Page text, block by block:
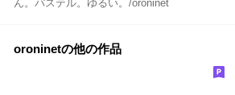
ん。パステル。ゆるい。/oroninet
oroninetの他の作品